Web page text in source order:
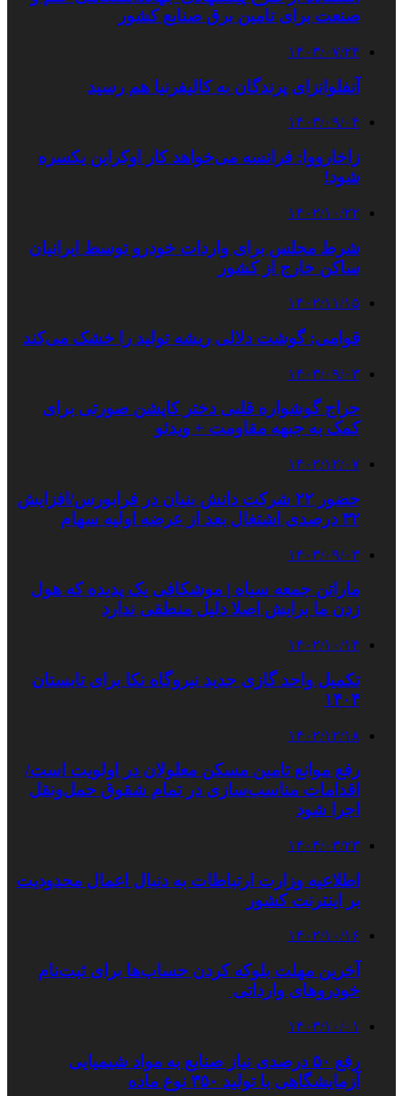
صنعت برای تامین برق صنایع کشور
۱۴۰۳/۰۷/۲۴
آنفلوانزای پرندگان به کالیفرنیا هم رسید
۱۴۰۳/۰۹/۰۴
زاخارووا: فرانسه می‌خواهد کار اوکراین یکسره
شود!
۱۴۰۲/۱۰/۲۲
شرط مجلس برای واردات خودرو توسط ایرانیان
ساکن خارج از کشور
۱۴۰۲/۱۱/۱۵
قوامی: گوشت دلالی ریشه تولید را خشک می‌کند
۱۴۰۳/۰۹/۰۳
حراج گوشواره قلبی دختر کاپشن صورتی برای
کمک به جبهه مقاومت + ویدئو
۱۴۰۲/۱۲/۰۷
حضور ۲۲ شرکت دانش بنیان در فرابورس/افزایش
۳۲ درصدی اشتغال بعد از عرضه اولیه سهام
۱۴۰۳/۰۹/۰۳
ماراتن جمعه سیاه | موشکافی یک پدیده که هول
زدن ما برایش اصلا دلیل منطقی ندارد
۱۴۰۲/۱۰/۱۴
تکمیل واحد گازی جدید نیروگاه نکا برای تابستان
۱۴۰۴
۱۴۰۲/۱۲/۱۸
رفع موانع تامین مسکن معلولان در اولویت است/
اقدامات مناسب‌سازی در تمام شقوق حمل‌ونقل
اجرا شود
۱۴۰۴/۰۳/۲۳
اطلاعیه وزارت ارتباطات به دنبال اعمال محدودیت
بر اینترنت کشور
۱۴۰۲/۱۰/۱۶
آخرین مهلت بلوکه کردن حساب‌ها برای ثبت‌نام
خودروهای وارداتی
۱۴۰۳/۱۰/۰۱
رفع ۵۰ درصدی نیاز صنایع به مواد شیمیایی
آزمایشگاهی با تولید ۳۵۰ نوع ماده